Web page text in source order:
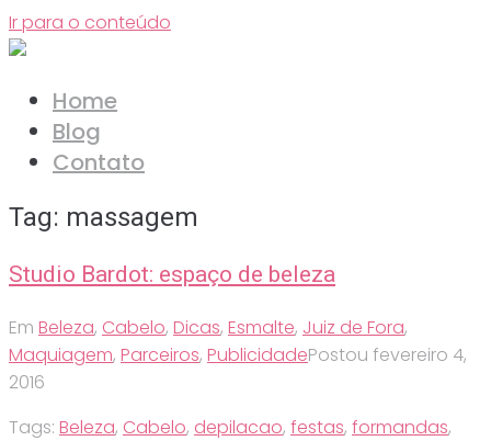
Ir para o conteúdo
Home
Blog
Contato
Tag: massagem
Studio Bardot: espaço de beleza
Em Beleza, Cabelo, Dicas, Esmalte, Juiz de Fora,
Maquiagem, Parceiros, PublicidadePostou fevereiro 4,
2016
Tags: Beleza, Cabelo, depilacao, festas, formandas,